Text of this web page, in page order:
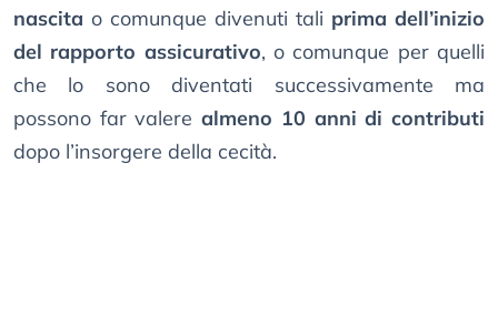
nascita o comunque divenuti tali prima dell’inizio
del rapporto assicurativo, o comunque per quelli
che lo sono diventati successivamente ma
possono far valerealmeno 10 anni di contributi
dopo l’insorgere della cecità.